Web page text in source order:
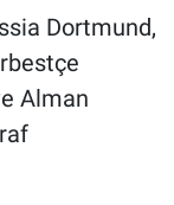
Dortmund,
Alman